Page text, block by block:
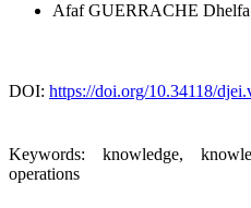
Afaf GUERRACHE
DOI: https://doi.org/10.34118/
Keywords: knowledge,
operations